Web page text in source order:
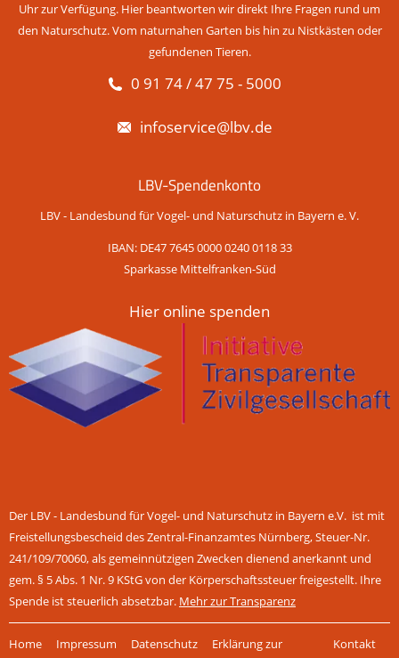
Uhr zur Verfügung. Hier beantworten wir direkt Ihre Fragen rund um
den Naturschutz. Vom naturnahen Garten bis hin zu Nistkästen oder
gefundenen Tieren.
0 91 74 / 47 75 - 5000
infoservice@lbv.de
LBV-Spendenkonto
LBV - Landesbund für Vogel- und Naturschutz in Bayern e. V.
IBAN: DE47 7645 0000 0240 0118 33
Sparkasse Mittelfranken-Süd
Hier online spenden
Der LBV - Landesbund für Vogel- und Naturschutz in Bayern e.V. ist mit
Freistellungsbescheid des Zentral-Finanzamtes Nürnberg, Steuer-Nr.
241/109/70060, als gemeinnützigen Zwecken dienend anerkannt und
gem. § 5 Abs. 1 Nr. 9 KStG von der Körperschaftssteuer freigestellt. Ihre
Spende ist steuerlich absetzbar. Mehr zur Transparenz
überspringen
Home Impressum Datenschutz Erklärung zur Kontakt